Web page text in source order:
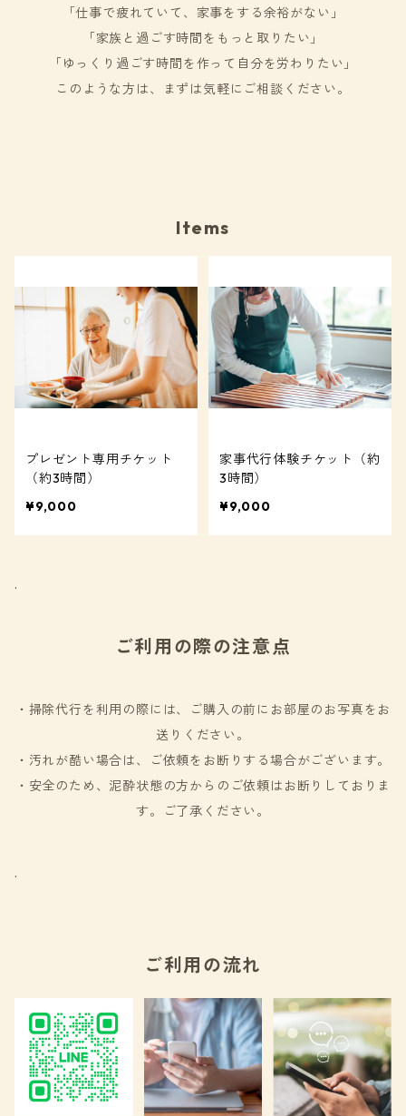
「仕事で疲れていて、家事をする余裕がない」
「家族と過ごす時間をもっと取りたい」
「ゆっくり過ごす時間を作って自分を労わりたい」
このような方は、まずは気軽にご相談ください。
Items
プレゼント専用チケット
（約3時間）
¥9,000
家事代行体験チケット（約
3時間）
¥9,000
.
ご利用の際の注意点
・掃除代行を利用の際には、ご購入の前にお部屋のお写真をお
送りください。
・汚れが酷い場合は、ご依頼をお断りする場合がございます。
・安全のため、泥酔状態の方からのご依頼はお断りしておりま
す。ご了承ください。
.
ご利用の流れ